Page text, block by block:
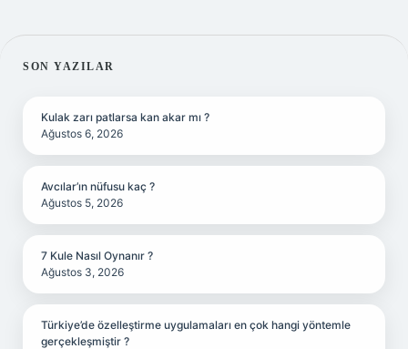
SIDEBAR
SON YAZILAR
Kulak zarı patlarsa kan akar mı ?
Ağustos 6, 2026
Avcılar’ın nüfusu kaç ?
Ağustos 5, 2026
7 Kule Nasıl Oynanır ?
Ağustos 3, 2026
Türkiye’de özelleştirme uygulamaları en çok hangi yöntemle
gerçekleşmiştir ?